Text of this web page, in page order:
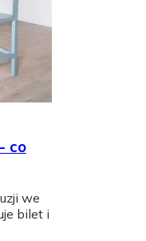
co
we
bilet i